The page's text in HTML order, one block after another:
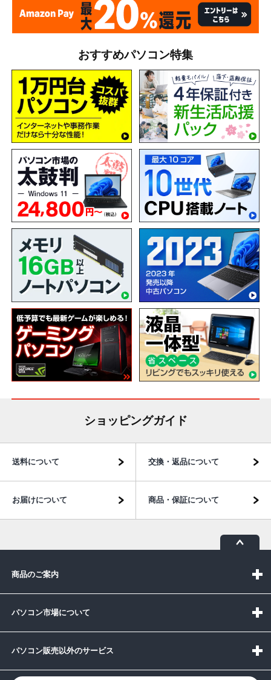
おすすめパソコン特集
ショッピングガイド
送料について 交換・返品について
お届けについて 商品・保証について
商品のご案内
パソコン市場について
パソコン販売以外のサービス